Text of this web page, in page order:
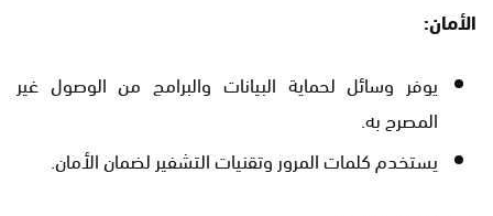
الأمان:
يوفر وسائل لحماية البيانات والبرامج من الوصول غير
المصرح به.
يستخدم كلمات المرور وتقنيات التشفير لضمان الأمان.